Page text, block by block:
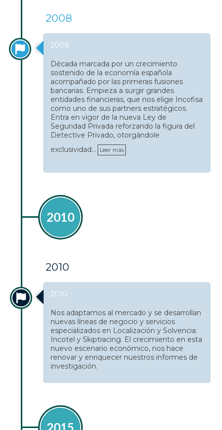
2008
2008
Década marcada por un crecimiento
sostenido de la economía española
acompañado por las primeras fusiones
bancarias. Empieza a surgir grandes
entidades financieras, que nos elige Incofisa
como uno de sus partners estratégicos.
Entra en vigor de la nueva Ley de
Seguridad Privada reforzando la figura del
Detective Privado, otorgándole
exclusividad…
Leer más
2010
2010
2010
Nos adaptamos al mercado y se desarrollan
nuevas líneas de negocio y servicios
especializados en Localización y Solvencia:
Incotel y Skiptracing. El crecimiento en esta
nuevo escenario económico, nos hace
renovar y enriquecer nuestros informes de
investigación.